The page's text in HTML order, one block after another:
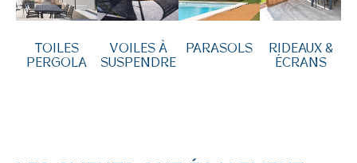
TOILES
PERGOLA
VOILES À
SUSPENDRE
PARASOLS
RIDEAUX &
ÉCRANS